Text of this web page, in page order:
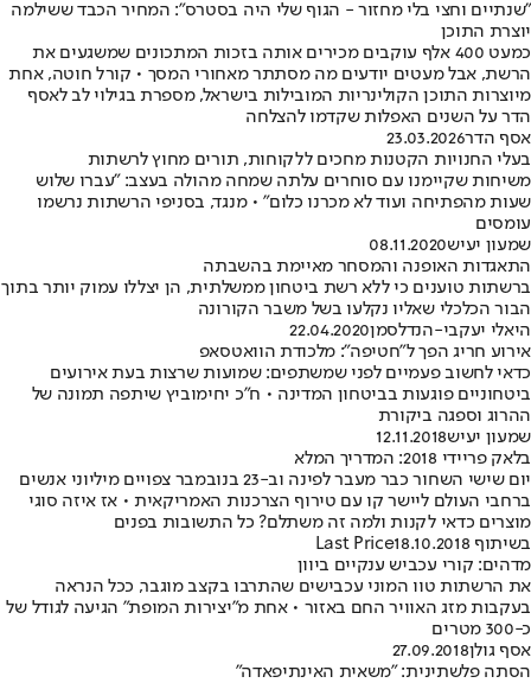
"שנתיים וחצי בלי מחזור - הגוף שלי היה בסטרס": המחיר הכבד ששילמה
יוצרת התוכן
כמעט 400 אלף עוקבים מכירים אותה בזכות המתכונים שמשגעים את
הרשת, אבל מעטים יודעים מה מסתתר מאחורי המסך • קורל חוטה, אחת
מיוצרות התוכן הקולינריות המובילות בישראל, מספרת בגילוי לב לאסף
הדר על השנים האפלות שקדמו להצלחה
אסף הדר23.03.2026
בעלי החנויות הקטנות מחכים ללקוחות, תורים מחוץ לרשתות
משיחות שקיימנו עם סוחרים עלתה שמחה מהולה בעצב: "עברו שלוש
שעות מהפתיחה ועוד לא מכרנו כלום" • מנגד, בסניפי הרשתות נרשמו
עומסים
שמעון יעיש08.11.2020
התאגדות האופנה והמסחר מאיימת בהשבתה
ברשתות טוענים כי ללא רשת ביטחון ממשלתית, הן יצללו עמוק יותר בתוך
הבור הכלכלי שאליו נקלעו בשל משבר הקורונה
היאלי יעקבי-הנדלסמן22.04.2020
אירוע חריג הפך ל"חטיפה": מלכודת הוואטסאפ
כדאי לחשוב פעמיים לפני שמשתפים: שמועות שרצות בעת אירועים
ביטחוניים פוגעות בביטחון המדינה • ח"כ יחימוביץ שיתפה תמונה של
ההרוג וספגה ביקורת
שמעון יעיש12.11.2018
בלאק פריידי 2018: המדריך המלא
יום שישי השחור כבר מעבר לפינה וב-23 בנובמבר צפויים מיליוני אנשים
ברחבי העולם ליישר קו עם טירוף הצרכנות האמריקאית • אז איזה סוגי
מוצרים כדאי לקנות ולמה זה משתלם? כל התשובות בפנים
בשיתוף Last Price 18.10.2018
מדהים: קורי עכביש ענקיים ביוון
את הרשתות טוו המוני עכבישים שהתרבו בקצב מוגבר, ככל הנראה
בעקבות מזג האוויר החם באזור • אחת מ"יצירות המופת" הגיעה לגודל של
כ-300 מטרים
אסף גולן27.09.2018
הסתה פלשתינית: "משאית האינתיפאדה"